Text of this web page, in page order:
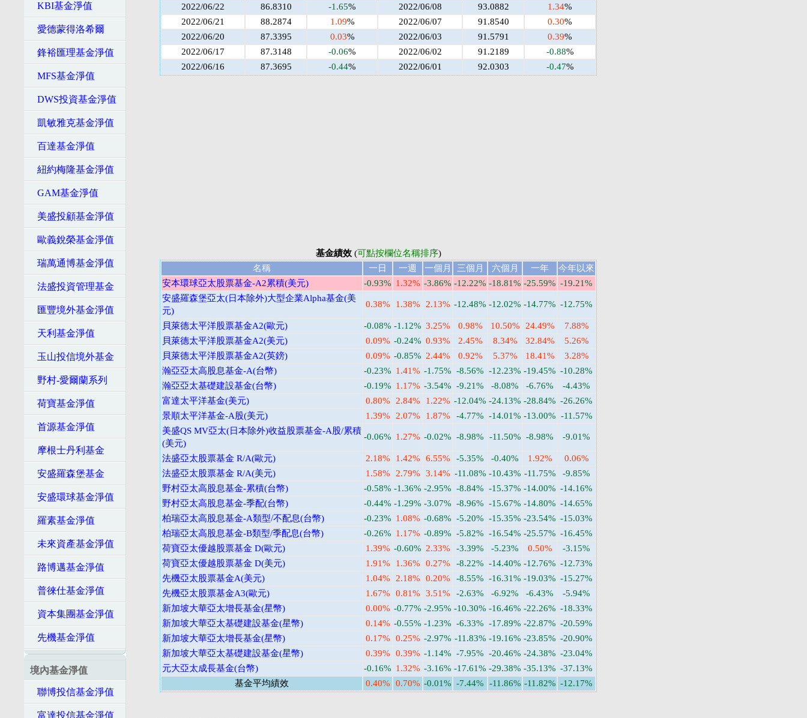
KBI基金淨值
愛德蒙得洛希爾
鋒裕匯理基金淨值
MFS基金淨值
DWS投資基金淨值
凱敏雅克基金淨值
百達基金淨值
紐約梅隆基金淨值
GAM基金淨值
美盛投顧基金淨值
歐義銳榮基金淨值
瑞萬通博基金淨值
法盛投資管理基金
匯豐境外基金淨值
天利基金淨值
玉山投信境外基金
野村-愛爾蘭系列
荷寶基金淨值
首源基金淨值
摩根士丹利基金
安盛羅森堡基金
安盛環球基金淨值
羅素基金淨值
未來資產基金淨值
路博邁基金淨值
普徠仕基金淨值
資本集團基金淨值
先機基金淨值
境內基金淨值
聯博投信基金淨值
富達投信基金淨值
2022/06/22
86.8310 -1.65% 2022/06/08 93.0882 1.34%
2022/06/21
88.2874 1.09% 2022/06/07 91.8540 0.30%
2022/06/20
87.3395 0.03% 2022/06/03 91.5791 0.39%
2022/06/17
87.3148 -0.06% 2022/06/02 91.2189 -0.88%
2022/06/16
87.3695 -0.44% 2022/06/01 92.0303 -0.47%
基金績效(可點按欄位名稱排序)
名稱
一日 一週 一個月 三個月 六個月 一年
今年以來
安本環球亞太股票基金-A2累積(美元)
-0.93% 1.32% -3.86% -12.22% -18.81% -25.59% -19.21%
安盛羅森堡亞太(日本除外)大型企業Alpha基金(美
元)
0.38% 1.38% 2.13% -12.48% -12.02% -14.77% -12.75%
貝萊德太平洋股票基金A2(歐元) -0.08% -1.12% 3.25% 0.98% 10.50% 24.49%
7.88%
貝萊德太平洋股票基金A2(美元)
0.09% -0.24% 0.93% 2.45% 8.34% 32.84%
5.26%
貝萊德太平洋股票基金A2(英鎊)
0.09% -0.85% 2.44% 0.92% 5.37% 18.41%
3.28%
瀚亞亞太高股息基金-A(台幣)
-0.23% 1.41% -1.75% -8.56% -12.23% -19.45% -10.28%
瀚亞亞太基礎建設基金(台幣)
-0.19% 1.17% -3.54% -9.21% -8.08% -6.76%
-4.43%
富達太平洋基金(美元)
0.80% 2.84% 1.22% -12.04% -24.13% -28.84% -26.26%
景順太平洋基金-A股(美元)
1.39% 2.07% 1.87% -4.77% -14.01% -13.00% -11.57%
美盛QS MV亞太(日本除外)收益股票基金-A股/累積
(美元)
-0.06% 1.27% -0.02% -8.98% -11.50% -8.98% -9.01%
法盛亞太股票基金 R/A(歐元) 2.18% 1.42% 6.55% -5.35% -0.40% 1.92%
0.06%
法盛亞太股票基金 R/A(美元)
1.58% 2.79% 3.14% -11.08% -10.43% -11.75%
-9.85%
野村亞太高股息基金-累積(台幣)
-0.58% -1.36% -2.95% -8.84% -15.37% -14.00% -14.16%
野村亞太高股息基金-季配(台幣)
-0.44% -1.29% -3.07% -8.96% -15.67% -14.80% -14.65%
柏瑞亞太高股息基金-A類型/不配息(台幣)
-0.23% 1.08% -0.68% -5.20% -15.35% -23.54% -15.03%
柏瑞亞太高股息基金-B類型/季配息(台幣)
-0.26% 1.17% -0.89% -5.82% -16.54% -25.57% -16.45%
荷寶亞太優越股票基金 D(歐元)
1.39% -0.60% 2.33% -3.39% -5.23% 0.50%
-3.15%
荷寶亞太優越股票基金 D(美元)
1.91% 1.36% 0.27% -8.22% -14.40% -12.76% -12.73%
先機亞太股票基金A(美元)
1.04% 2.18% 0.20% -8.55% -16.31% -19.03% -15.27%
先機亞太股票基金A3(歐元)
1.67% 0.81% 3.51% -2.63% -6.92% -6.43%
-5.94%
新加坡大華亞太增長基金(星幣)
0.00% -0.77% -2.95% -10.30% -16.46% -22.26% -18.33%
新加坡大華亞太基礎建設基金(星幣)
0.14% -0.55% -1.23% -6.33% -17.89% -22.87% -20.59%
新加坡大華亞太增長基金(星幣)
0.17% 0.25% -2.97% -11.83% -19.16% -23.85% -20.90%
新加坡大華亞太基礎建設基金(星幣)
0.39% 0.39% -1.14% -7.95% -20.46% -24.38% -23.04%
元大亞太成長基金(台幣)
-0.16% 1.32% -3.16% -17.61% -29.38% -35.13% -37.13%
基金平均績效
0.40% 0.70% -0.01% -7.44% -11.86% -11.82% -12.17%